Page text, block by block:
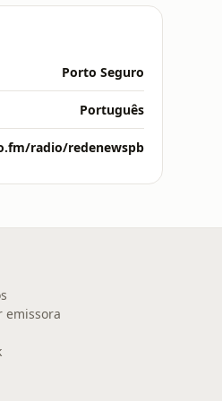
Porto Seguro
Português
radio/redenewspb
emissora